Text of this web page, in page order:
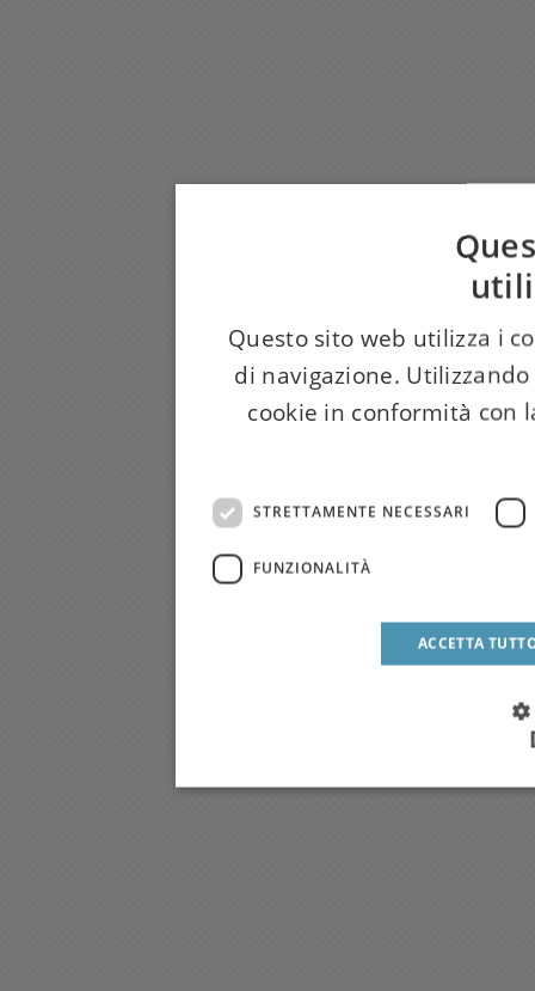
Questo sito web utilizza i
di navigazione.
cookie in conformità con
STRETTAMENTE NECESSARI
FUNZIONALITÀ
ACCETTA